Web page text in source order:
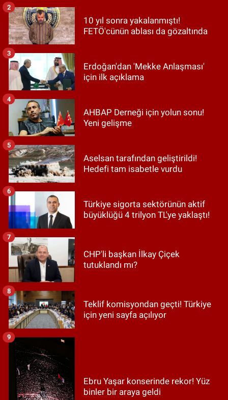
10 yıl sonra yakalanmıştı!
FETÖ'cünün ablası da gözaltında
2
Erdoğan'dan 'Mekke Anlaşması'
için ilk açıklama
3
AHBAP Derneği için yolun sonu!
Yeni gelişme
4
Aselsan tarafından geliştirildi!
Hedefi tam isabetle vurdu
5
Türkiye sigorta sektörünün aktif
büyüklüğü 4 trilyon TL'ye yaklaştı!
6
CHP'li başkan İlkay Çiçek
tutuklandı mı?
7
Teklif komisyondan geçti! Türkiye
için yeni sayfa açılıyor
8
Ebru Yaşar konserinde rekor! Yüz
binler bir araya geldi
9